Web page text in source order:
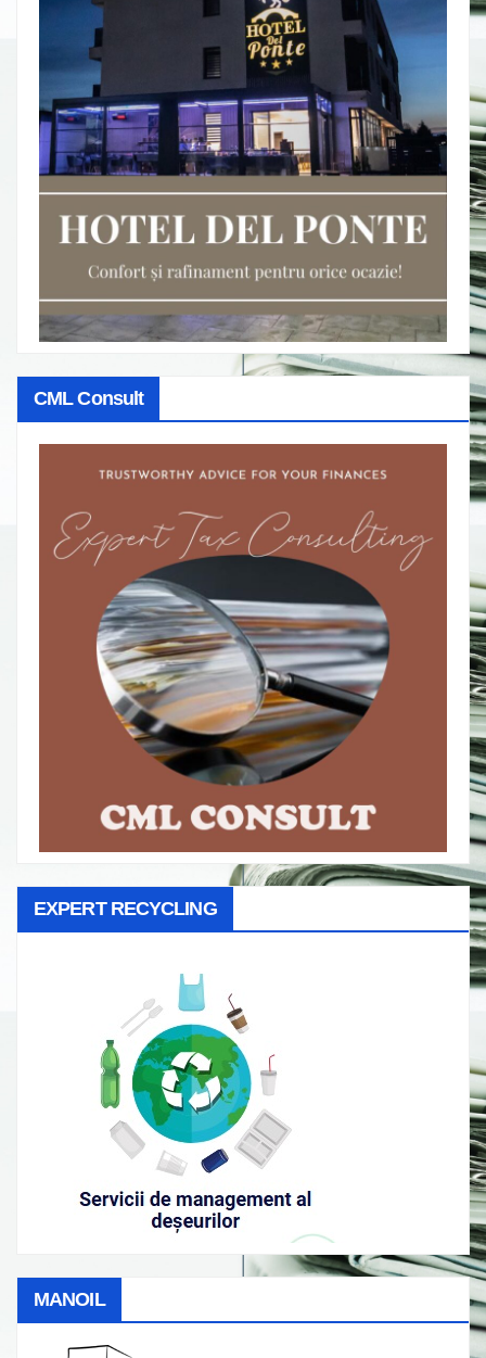
CML Consult
EXPERT RECYCLING
MANOIL